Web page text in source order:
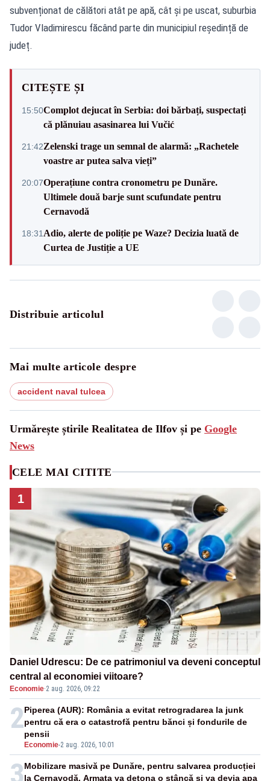
subvenționat de călători atât pe apă, cât și pe uscat, suburbia
Tudor Vladimirescu făcând parte din municipiul reședință de
județ.
CITEȘTE ȘI
15:50Complot dejucat în Serbia: doi bărbați, suspectați
că plănuiau asasinarea lui Vučić
21:42Zelenski trage un semnal de alarmă: „Rachetele
voastre ar putea salva vieți”
20:07Operațiune contra cronometru pe Dunăre.
Ultimele două barje sunt scufundate pentru
Cernavodă
18:31 Adio, alerte de poliție pe Waze? Decizia luată de
Curtea de Justiție a UE
Distribuie articolul
Mai multe articole despre
accident naval tulcea
Urmărește știrile Realitatea de Ilfov și pe Google
News
CELE MAI CITITE
1
Daniel Udrescu: De ce patrimoniul va deveni conceptul
central al economiei viitoare?
Economie·2 aug. 2026, 09:22
2
Economie-2 aug. 2026, 10:01
Piperea (AUR): România a evitat retrogradarea la junk
pentru că era o catastrofă pentru bănci și fondurile de
pensii
3Mobilizare masivă pe Dunăre, pentru salvarea producției
la Cernavodă. Armata va detona o stâncă și va devia apa